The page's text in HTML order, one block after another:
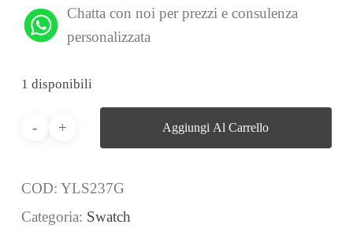
Chatta con noi per prezzi e consulenza
personalizzata
1 disponibili
Aggiungi Al Carrello
COD: YLS237G
Categoria: Swatch